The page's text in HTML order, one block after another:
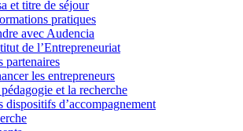
et titre de séjour
pratiques
avec Audencia
de l’Entrepreneuriat
partenaires
les entrepreneurs
et la recherche
dispositifs d’accompagnement